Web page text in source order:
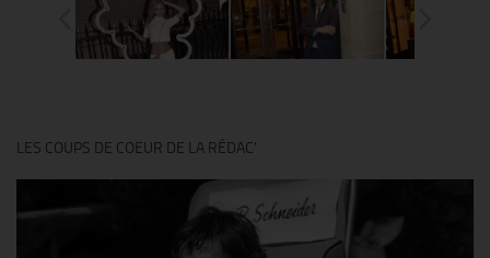
LES COUPS DE COEUR DE LA RÉDAC’